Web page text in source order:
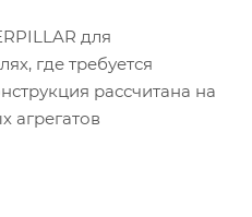
для
где требуется
рассчитана на
агрегатов